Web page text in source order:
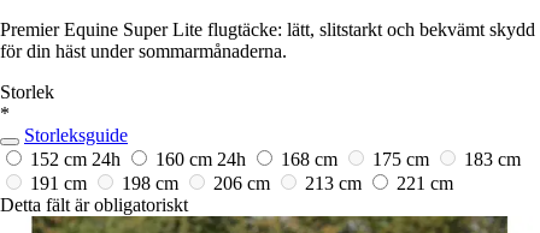
Premier Equine Super Lite flugtäcke: lätt, slitstarkt och bekvämt skydd
för din häst under sommarmånaderna.
Storlek
*
Storleksguide
152 cm 24h 160 cm 24h 168 cm 175 cm
183 cm
191 cm
198 cm 206 cm 213 cm
221 cm
Detta fält är obligatoriskt